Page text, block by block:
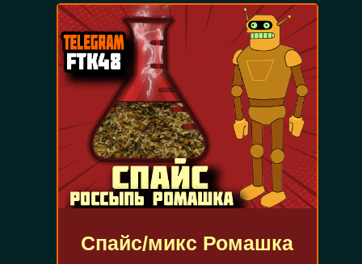
Спайс/микс Ромашка